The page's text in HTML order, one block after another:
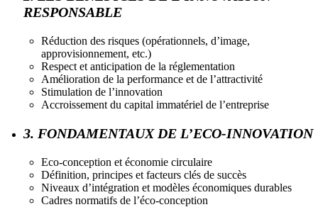
RESPONSABLE
Réduction des risques (opérationnels, d’image,
approvisionnement, etc.)
Respect et anticipation de la réglementation
Amélioration de la performance et de l’attractivité
Stimulation de l’innovation
Accroissement du capital immatériel de l’entreprise
3. FONDAMENTAUX DE L’ECO-INNOVATION
Eco-conception et économie circulaire
Définition, principes et facteurs clés de succès
Niveaux d’intégration et modèles économiques durables
Cadres normatifs de l’éco-conception